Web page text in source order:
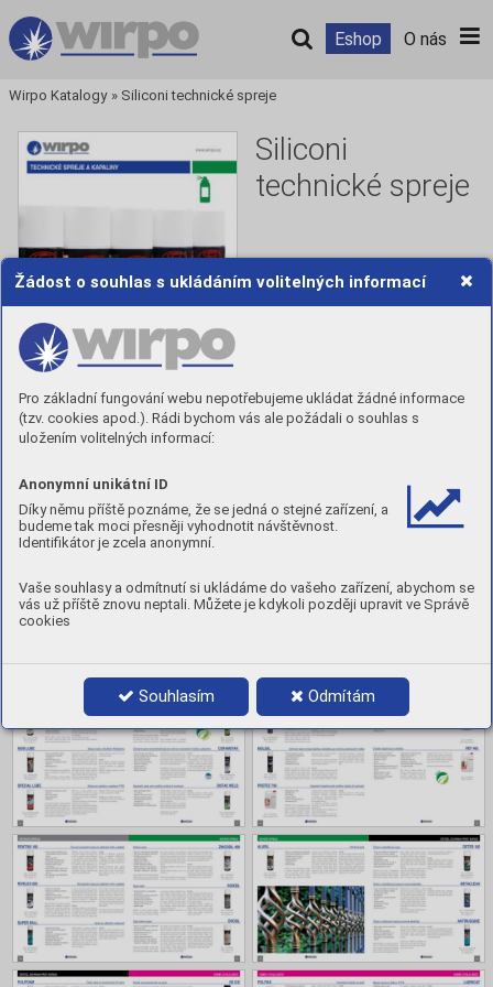
Žádost o souhlas s ukládáním volitelných informací
Pro základní fungování webu nepotřebujeme ukládat žádné informace
(tzv. cookies apod.). Rádi bychom vás ale požádali o souhlas s
uložením volitelných informací:
Anonymní unikátní ID
Díky němu příště poznáme, že se jedná o stejné zařízení, a
budeme tak moci přesněji vyhodnotit návštěvnost.
Identifikátor je zcela anonymní.
Vaše souhlasy a odmítnutí si ukládáme do vašeho zařízení, abychom se
vás už příště znovu neptali. Můžete je kdykoli později upravit ve Správě
cookies
Souhlasím Odmítám
Eshop O nás
Wirpo Katalogy » Siliconi technické spreje
Siliconi
technické spreje
svařování a defektoskopii,
mechanické dílny a
Číst
Obsah